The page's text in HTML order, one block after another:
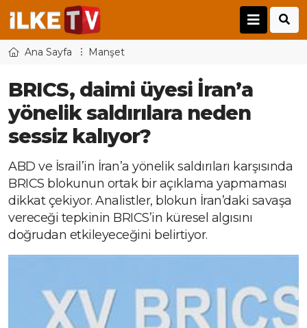
Ana Sayfa Manşet
BRICS, daimi üyesi İran’a
yönelik saldırılara neden
sessiz kalıyor?
ABD ve İsrail’in İran’a yönelik saldırıları karşısında
BRICS blokunun ortak bir açıklama yapmaması
dikkat çekiyor. Analistler, blokun İran’daki savaşa
vereceği tepkinin BRICS’in küresel algısını
doğrudan etkileyeceğini belirtiyor.